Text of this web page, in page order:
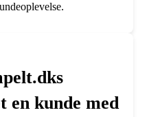
en kunde med